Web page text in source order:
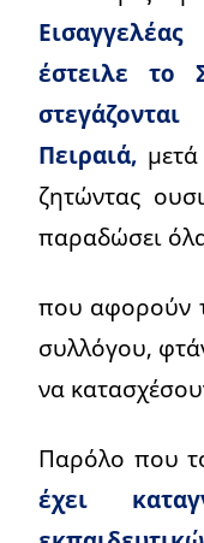
έστειλε το
Πειραιά,
ζητώντας
παραδώσει
που αφορούν
συλλόγου,
να
Παρόλο που
έχει